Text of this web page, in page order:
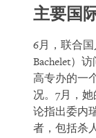
主要国
6月，联合
Bachelet）
高专办的一
况。7月，
论指出委内
者，包括杀